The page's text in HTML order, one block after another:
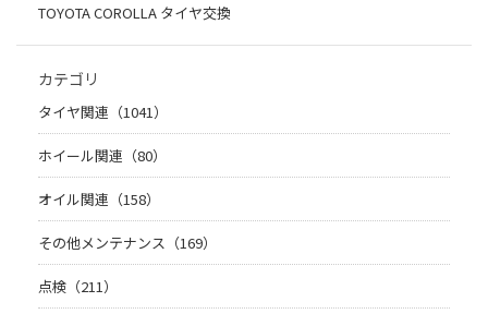
TOYOTA COROLLA タイヤ交換
カテゴリ
タイヤ関連（1041）
ホイール関連（80）
オイル関連（158）
その他メンテナンス（169）
点検（211）